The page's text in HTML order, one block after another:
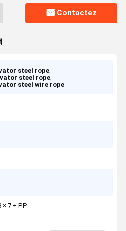
Contactez
steel rope,
steel rope,
steel wire rope
× 7 + PP